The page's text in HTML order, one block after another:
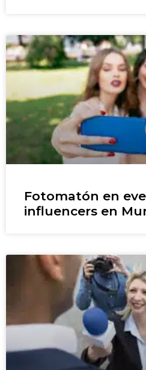
Fotomatón en
influencers en